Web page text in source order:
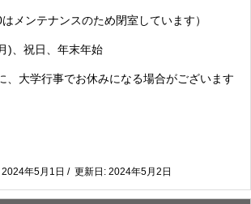
メンテナンスのため閉室しています）
)、祝日、年末年始
行事でお休みになる場合がございます
2024年5月1日 / 更新日: 2024年5月2日